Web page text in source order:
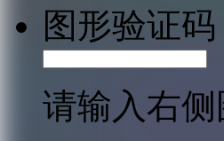
图形验证码
请输入右